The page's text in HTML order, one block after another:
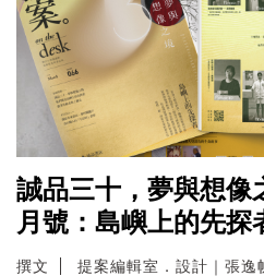
誠品三十，夢與想
月號：島嶼上的先探
撰文 提案編輯室．設計｜張逸